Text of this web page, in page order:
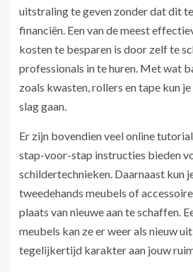
uitstraling te geven zonder dat dit
financiën. Een van de meest
kosten te besparen is door zelf te
professionals in te huren. Met wat
zoals kwasten, rollers en tape kun
slag gaan.
Er zijn bovendien veel online
stap-voor-stap instructies bieden
schildertechnieken. Daarnaast kun
tweedehands meubels of
plaats van nieuwe aan te schaffen.
meubels kan ze er weer als nieuw
tegelijkertijd karakter aan jouw